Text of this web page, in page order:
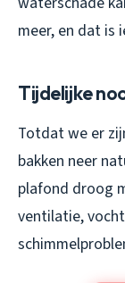
meer, en dat is
Tijdelijke
Totdat we er
bakken neer
plafond droog
ventilatie,